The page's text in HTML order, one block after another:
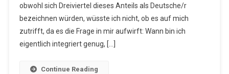
Deutsche
Macht
obwohl sich Dreiviertel dieses Anteils als Deutsche/r
bezeichnen würden, wüsste ich nicht, ob es auf mich
zutrifft, da es die Frage in mir aufwirft: Wann bin ich
eigentlich integriert genug, […]
Continue Reading